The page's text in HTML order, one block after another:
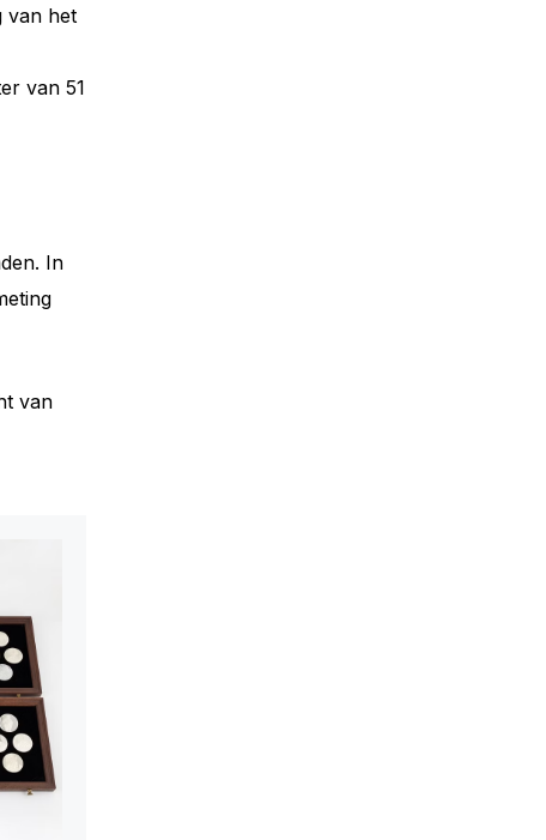
van het
van 51
In
van